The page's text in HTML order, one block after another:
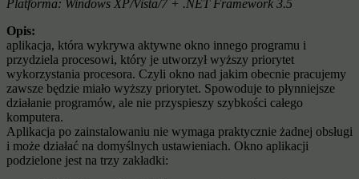
Platforma: Windows XP/Vista/7 + .NET Framework 3.5
Opis:
aplikacja, która wykrywa aktywne okno innego programu i
przydziela procesowi, który je utworzył wyższy priorytet
wykorzystania procesora. Czyli okno nad jakim obecnie pracujemy
zawsze będzie miało wyższy priorytet. Spowoduje to płynniejsze
działanie programów, ale nie przyspieszy szybkości całego
komputera.
Aplikacja po zainstalowaniu nie wymaga praktycznie żadnej obsługi
i może działać na domyślnych ustawieniach. Okno aplikacji
podzielone jest na trzy zakładki: